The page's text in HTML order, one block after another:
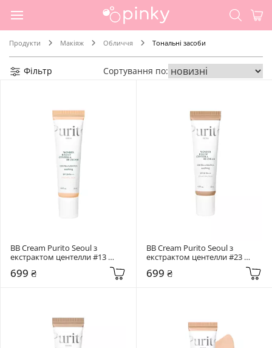
Продукти Макіяж Обличчя Тональні засоби
Фільтр Сортування по:
BB Cream Purito Seoul з
екстрактом центелли #13
699 ₴
BB Cream Purito Seoul з
екстрактом центелли #23
699 ₴